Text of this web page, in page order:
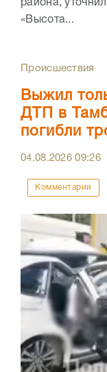
района,
«Высота...
Происшествия
Выжил
ДТП в
погибли
04.08.202609:26
Комментарии